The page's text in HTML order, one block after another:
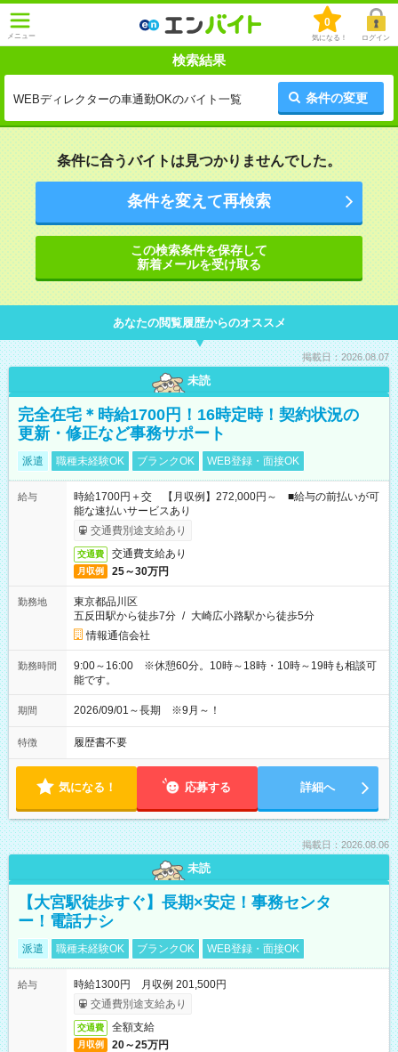
メニュー
0
気になる！ ログイン
検索結果
WEBディレクターの車通勤OKのバイト一覧 条件の変更
条件に合うバイトは見つかりませんでした。
条件を変えて再検索
この検索条件を保存して
新着メールを受け取る
あなたの閲覧履歴からのオススメ
掲載日：2026.08.07
未読
完全在宅＊時給1700円！16時定時！契約状況の
更新・修正など事務サポート
派遣 職種未経験OK ブランクOK WEB登録・面接OK
給与
時給1700円＋交 【月収例】272,000円～ ■給与の前払いが可
能な速払いサービスあり
交通費別途支給あり
交通費 交通費支給あり
月収例 25～30万円
勤務地
東京都品川区
五反田駅から徒歩7分 / 大崎広小路駅から徒歩5分
情報通信会社
勤務時間
9:00～16:00 ※休憩60分。10時～18時・10時～19時も相談可
能です。
期間 2026/09/01～長期 ※9月～！
特徴 履歴書不要
気になる！ 応募する 詳細へ
掲載日：2026.08.06
未読
【大宮駅徒歩すぐ】長期×安定！事務センタ
ー！電話ナシ
派遣 職種未経験OK ブランクOK WEB登録・面接OK
給与
時給1300円 月収例 201,500円
交通費別途支給あり
交通費 全額支給
月収例 20～25万円